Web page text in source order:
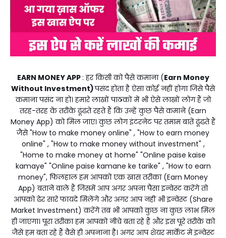
EARN MONEY APP: हर किसी को पैसे कमाना (Earn Money
Without Investment)पसंद होता है ऐसा कोई नहीं होगा जिसे पैसे
कमाना पसंद ना हो। हमारे लाखों पाठकों में भी ऐसे लाखों लोग हैं जो
तरह-तरह के तरीके ढूंढते रहते हैं कि उन्हें कुछ पैसे कमाने (Earn
Money App) को मिल जाए। कुछ लोग इंटरनेट पर तमाम बातें ढूंढते हैं
जैसे "How to make money online" , "How to earn money
online" , "How to make money without investment" ,
"Home to make money at home" "Online paise kaise
kamaye" "Online paise kamane ke tarike" , "How to earn
money", फिलहाल हम आपको एक खास तरीका (Earn Money
App) बताने वाले हैं जिसमें आप अगर अपना पैसा इन्वेस्ट करेंगे तो
आपको ढेर सारे फायदे मिलेंगे और अगर आप नहीं भी इन्वेस्ट (Share
Market Investment) करेंगे तब भी आपको कुछ ना कुछ लाभ मिल
ही जाएगा। पूरा तरीका हम आपको नीचे बता रहे हैं और इस पूरे तरीके को
जैसे हम बता रहे हैं वैसे ही अपनाना है। अगर आप शेयर मार्केट में इन्वेस्ट